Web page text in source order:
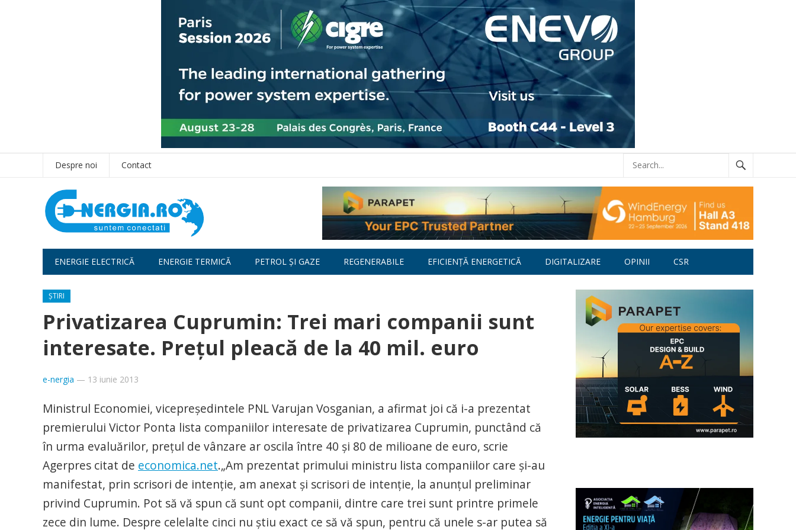
Despre noi Contact
ENERGIE ELECTRICĂ ENERGIE TERMICĂ PETROL ȘI GAZE REGENERABILE EFICIENȚĂ ENERGETICĂ DIGITALIZARE OPINII CSR
ȘTIRI
Privatizarea Cuprumin: Trei mari companii sunt
interesate. Preţul pleacă de la 40 mil. euro
e-nergia — 13 iunie 2013
Ministrul Economiei, vicepreşedintele PNL Varujan Vosganian, a afirmat joi că i-a prezentat
premierului Victor Ponta lista companiilor interesate de privatizarea Cuprumin, punctând că
în urma evaluărilor, preţul de vânzare ar oscila între 40 şi 80 de milioane de euro, scrie
Agerpres citat de economica.net.„Am prezentat primului ministru lista companiilor care şi-au
manifestat, prin scrisori de intenţie, am anexat şi scrisori de intenţie, la anunţul preliminar
privind Cuprumin. Pot să vă spun că sunt opt companii, dintre care trei sunt printre primele
zece din lume. Despre celelalte cinci nu ştiu exact ce să vă spun, pentru că unele s-ar putea să